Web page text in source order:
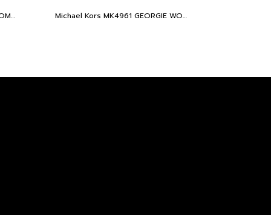
Michael Kors MK4956 MAUDE WOMEN 21MM Two-Tone นาฬิกาข้อมือ นาฬิกา ผู้หญิง Michael Kors MK4961 GEORGIE WOMEN 19MM Elegant extra small square quartz นาฬิกาข้อมือ นาฬิกา ผู้หญิง